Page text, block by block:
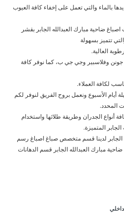
بالماء والتي تعمل على إخفاء كافة العيوب
ضاحية مبارك العبدالله الجابر بقشر
تتميز بسهولة
العالية.
وفلاسبير وجي جي ب، كما نوفر كافة
لكافة العملاء.
على مدار ٢٤ ساعة وطيلة أيام الأسبوع ونعمل بروح الفريق لنوفر لكم
المحدد.
أنواع الجدران وطريقة طلائها واستخدام
المتميزة.
الجابر لدينا قسم متخصص صباغ اصباغ رسم
مبارك العبدالله الجابر قسم الدهانات